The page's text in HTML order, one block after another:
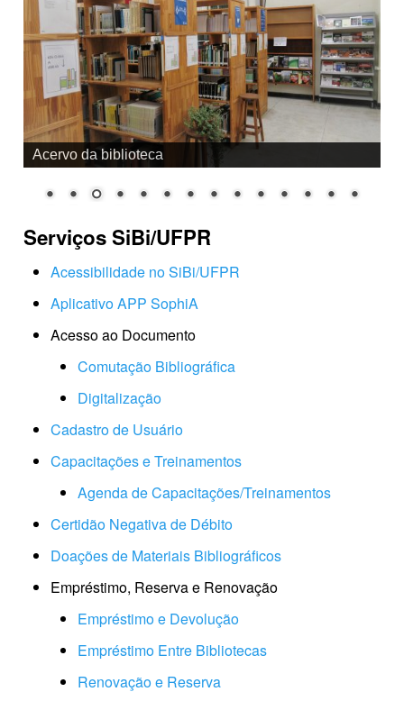
Acervo da biblioteca
Serviços SiBi/UFPR
Acessibilidade no SiBi/UFPR
Aplicativo APP SophiA
Acesso ao Documento
Comutação Bibliográfica
Digitalização
Cadastro de Usuário
Capacitações e Treinamentos
Agenda de Capacitações/Treinamentos
Certidão Negativa de Débito
Doações de Materiais Bibliográficos
Empréstimo, Reserva e Renovação
Empréstimo e Devolução
Empréstimo Entre Bibliotecas
Renovação e Reserva